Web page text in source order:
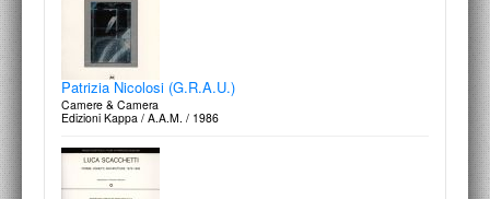
Massimo Scolari
Acquarelli e disegni 1965-1980
Edizioni Centro Di / 1980
Mario Fiorentino
La casa. Progetti 1946-1981
Edizioni Kappa / A.A.M. / 1985
Patrizia Nicolosi (G.R.A.U.)
Camere & Camera
Edizioni Kappa / A.A.M. / 1986